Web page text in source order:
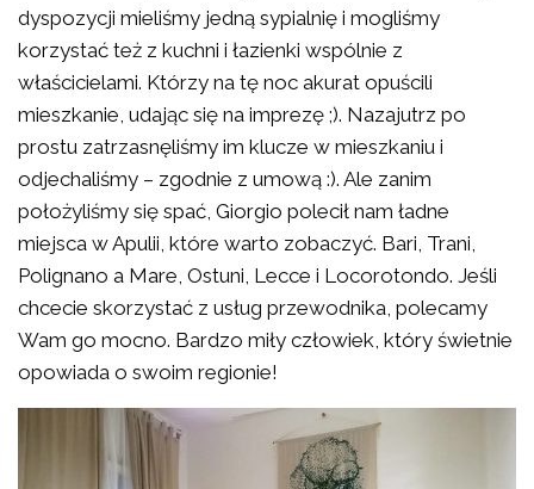
dyspozycji mieliśmy jedną sypialnię i mogliśmy
korzystać też z kuchni i łazienki wspólnie z
właścicielami. Którzy na tę noc akurat opuścili
mieszkanie, udając się na imprezę ;). Nazajutrz po
prostu zatrzasnęliśmy im klucze w mieszkaniu i
odjechaliśmy – zgodnie z umową :). Ale zanim
położyliśmy się spać, Giorgio polecił nam ładne
miejsca w Apulii, które warto zobaczyć. Bari, Trani,
Polignano a Mare, Ostuni, Lecce i Locorotondo. Jeśli
chcecie skorzystać z usług przewodnika, polecamy
Wam go mocno. Bardzo miły człowiek, który świetnie
opowiada o swoim regionie!